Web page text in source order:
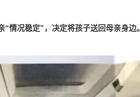
情况稳定”，决定将孩子送回母亲身边。